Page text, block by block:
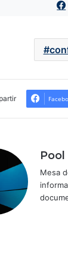
Pool
Mesa